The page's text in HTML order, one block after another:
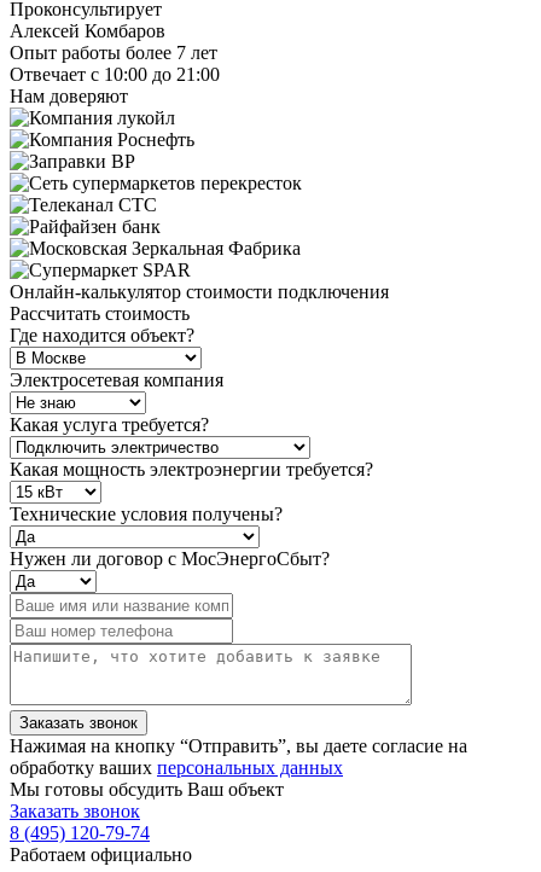
Проконсультирует
Алексей Комбаров
Опыт работы более 7 лет
Отвечает с 10:00 до 21:00
Нам доверяют
Онлайн-калькулятор стоимости подключения
Рассчитать стоимость
Где находится объект?
Электросетевая компания
Какая услуга требуется?
Какая мощность электроэнергии требуется?
Технические условия получены?
Нужен ли договор с МосЭнергоСбыт?
Нажимая на кнопку “Отправить”, вы даете согласие на
обработку ваших персональных данных
Мы готовы обсудить Ваш объект
Заказать звонок
8 (495) 120-79-74
Работаем официально